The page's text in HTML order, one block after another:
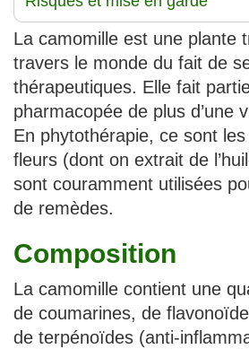
La camomille est une plante
travers le monde du fait de
thérapeutiques. Elle fait
pharmacopée de plus d’une
En phytothérapie, ce sont
fleurs (dont on extrait de
sont couramment utilisées
de remèdes.
Composition
La camomille contient une
de coumarines, de
de terpénoïdes (anti-